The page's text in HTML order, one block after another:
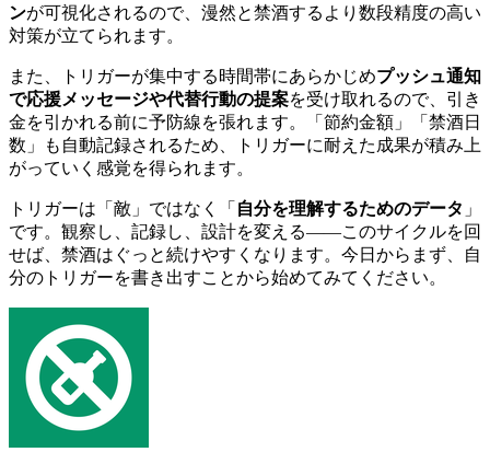
ンが可視化されるので、漫然と禁酒するより数段精度の高い
対策が立てられます。
また、トリガーが集中する時間帯にあらかじめプッシュ通知
で応援メッセージや代替行動の提案を受け取れるので、引き
金を引かれる前に予防線を張れます。「節約金額」「禁酒日
数」も自動記録されるため、トリガーに耐えた成果が積み上
がっていく感覚を得られます。
トリガーは「敵」ではなく「 自分を理解するためのデータ 」
です。観察し、記録し、設計を変える——このサイクルを回
せば、禁酒はぐっと続けやすくなります。今日からまず、自
分のトリガーを書き出すことから始めてみてください。